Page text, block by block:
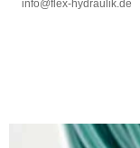
info@flex-hydraulik.de